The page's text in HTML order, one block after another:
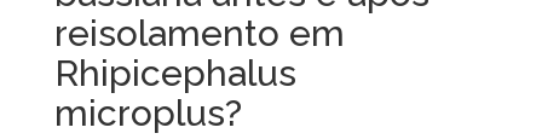
reisolamento em
Rhipicephalus
microplus?